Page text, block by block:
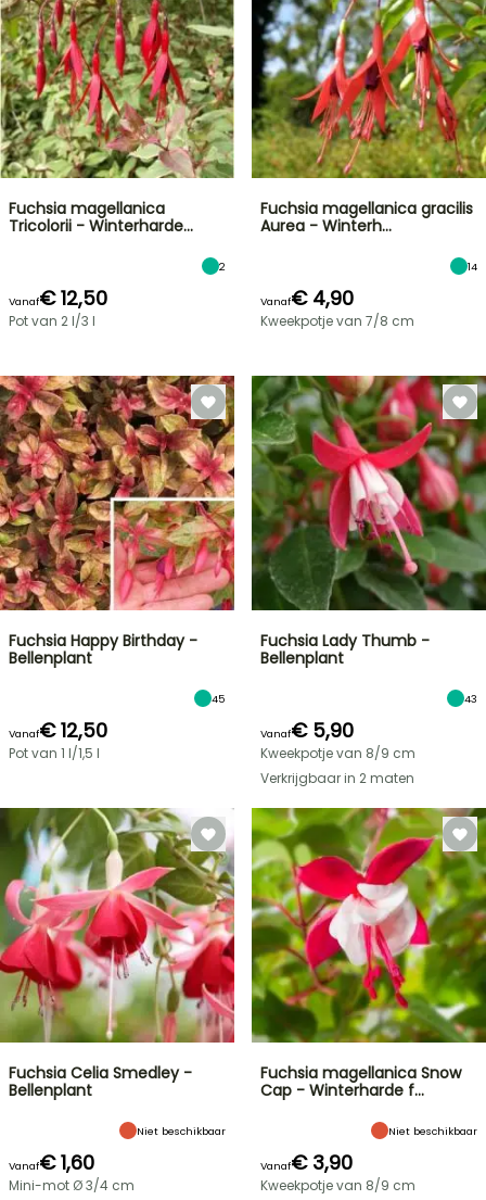
Fuchsia magellanica
Tricolorii - Winterharde…
2
Vanaf€ 12,50
Pot van 2 l/3 l
Fuchsia magellanica gracilis
Aurea - Winterh…
14
Vanaf€ 4,90
Kweekpotje van 7/8 cm
Fuchsia Happy Birthday -
Bellenplant
45
Vanaf€ 12,50
Pot van 1 l/1,5 l
Fuchsia Lady Thumb -
Bellenplant
43
Vanaf€ 5,90
Kweekpotje van 8/9 cm
Verkrijgbaar in 2 maten
Fuchsia Celia Smedley -
Bellenplant
Niet beschikbaar
Vanaf€ 1,60
Mini-mot Ø 3/4 cm
Fuchsia magellanica Snow
Cap - Winterharde f…
Niet beschikbaar
Vanaf€ 3,90
Kweekpotje van 8/9 cm